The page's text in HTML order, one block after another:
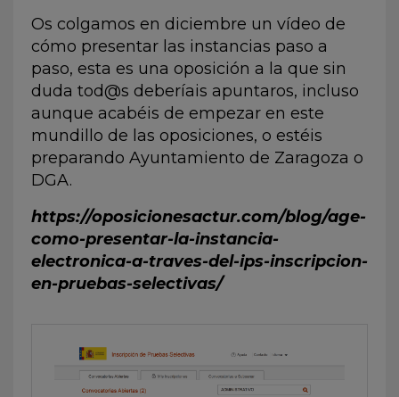
Os colgamos en diciembre un vídeo de
cómo presentar las instancias paso a
paso, esta es una oposición a la que sin
duda tod@s deberíais apuntaros, incluso
aunque acabéis de empezar en este
mundillo de las oposiciones, o estéis
preparando Ayuntamiento de Zaragoza o
DGA.
https://oposicionesactur.com/blog/age-
como-presentar-la-instancia-
electronica-a-traves-del-ips-inscripcion-
en-pruebas-selectivas/